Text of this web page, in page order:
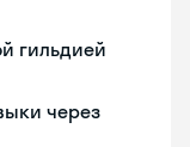
гильдией
через